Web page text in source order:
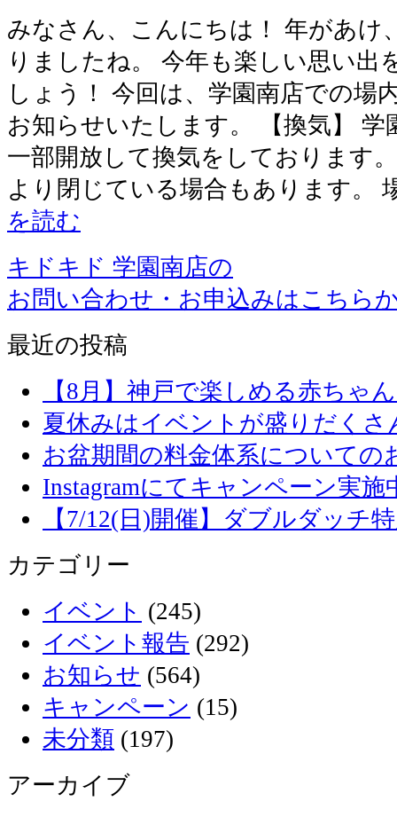
みなさん、こんにちは！ 年があけ
りましたね。 今年も楽しい思い出
しょう！ 今回は、学園南店での場
お知らせいたします。 【換気】 学
一部開放して換気をしております
より閉じている場合もあります。
を読む
キドキド 学園南店の
お問い合わせ・お申込みはこちら
最近の投稿
【8月】神戸で楽しめる赤ちゃ
夏休みはイベントが盛りだくさ
お盆期間の料金体系についての
Instagramにてキャンペーン実施
【7/12(日)開催】ダブルダッチ
カテゴリー
イベント (245)
イベント報告 (292)
お知らせ (564)
キャンペーン (15)
未分類 (197)
アーカイブ